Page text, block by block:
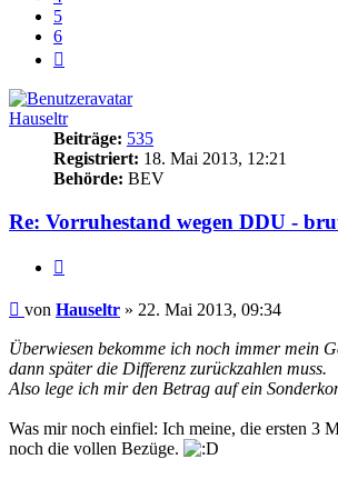
5
6
Hauseltr
Beiträge: 535
Registriert: 18. Mai 2013, 12:21
Behörde: BEV
Re: Vorruhestand wegen DDU -
Beitrag
von Hauseltr » 22. Mai 2013, 09:34
Überwiesen bekomme ich noch immer mein
dann später die Differenz zurückzahlen muss.
Also lege ich mir den Betrag auf ein
Was mir noch einfiel: Ich meine, die ersten 3
noch die vollen Bezüge.